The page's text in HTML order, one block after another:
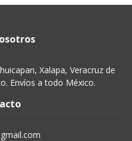
Xalapa, Veracruz de
Envíos a todo México.